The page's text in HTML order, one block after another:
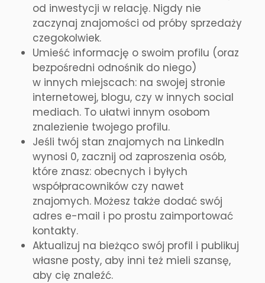
od inwestycji w relację. Nigdy nie
zaczynaj znajomości od próby sprzedaży
czegokolwiek.
Umieść informację o swoim profilu (oraz
bezpośredni odnośnik do niego)
w innych miejscach: na swojej stronie
internetowej, blogu, czy w innych social
mediach. To ułatwi innym osobom
znalezienie twojego profilu.
Jeśli twój stan znajomych na LinkedIn
wynosi 0, zacznij od zaproszenia osób,
które znasz: obecnych i byłych
współpracowników czy nawet
znajomych. Możesz także dodać swój
adres e-mail i po prostu zaimportować
kontakty.
Aktualizuj na bieżąco swój profil i publikuj
własne posty, aby inni też mieli szansę,
aby cię znaleźć.